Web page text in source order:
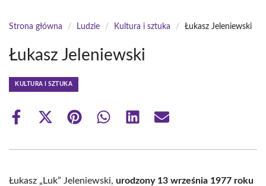
Strona główna / Ludzie / Kultura i sztuka / Łukasz Jeleniewski
Łukasz Jeleniewski
KULTURA I SZTUKA
Share
Share
(Twitter)
Share Share Share Share
Łukasz „Luk” Jeleniewski, urodzony 13 września 1977 roku